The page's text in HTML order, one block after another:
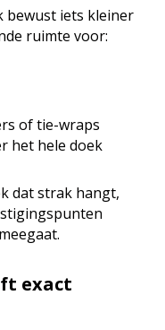
bewust iets kleiner
ruimte voor:
of tie-wraps
het hele doek
dat strak hangt,
exact